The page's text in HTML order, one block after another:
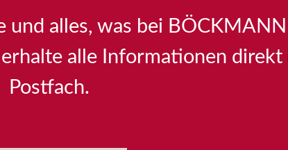
und alles, was bei
alle Informationen
Postfach.